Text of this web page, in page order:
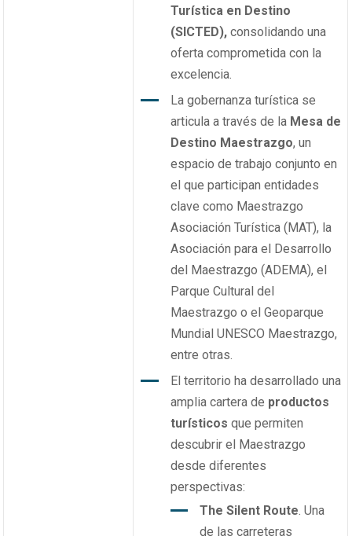
Turística en Destino
(SICTED),consolidando una
oferta comprometida con la
excelencia.
La gobernanza turística se
articula a través de la Mesa de
Destino Maestrazgo, un
espacio de trabajo conjunto en
el que participan entidades
clave como Maestrazgo
Asociación Turística (MAT), la
Asociación para el Desarrollo
del Maestrazgo (ADEMA), el
Parque Cultural del
Maestrazgo o el Geoparque
Mundial UNESCO Maestrazgo,
entre otras.
El territorio ha desarrollado una
amplia cartera de productos
turísticos que permiten
descubrir el Maestrazgo
desde diferentes
perspectivas:
The Silent Route. Una
de las carreteras